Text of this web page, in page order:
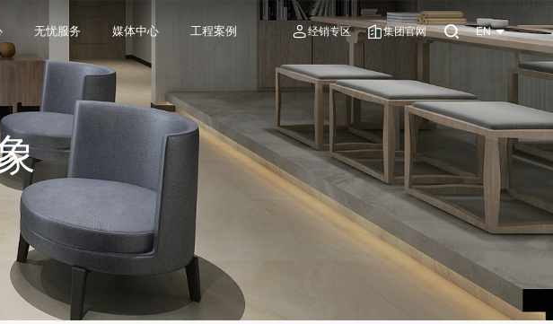
和
丽
万
设
常
无忧服务
消
笑
装
媒体中心
的
工程案例 经销专区 集团官网 EN